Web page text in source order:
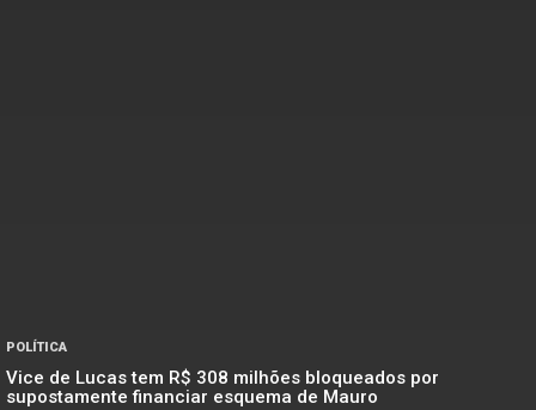
POLÍTICA
Vice de Lucas tem R$ 308 milhões bloqueados por
supostamente financiar esquema de Mauro